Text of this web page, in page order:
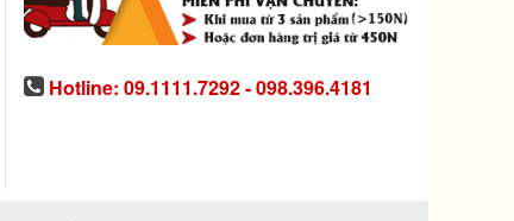
Hotline: 09.1111.7292 - 098.396.4181